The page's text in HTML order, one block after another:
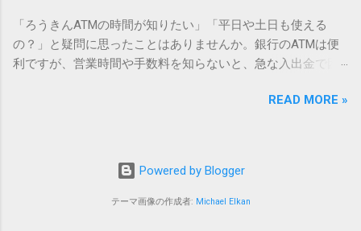
ン上のすべての文字には、いわば「住所」のような番号が割
り振られています。変換候補に出ない文字でも、この住所
（コード）を直接指定すれば、確実に呼び出すことができる
のです。 2. Windows標準機能！文字コードで漢字を出す「16
進数入力」 最も汎用性が高く、特別なソフトも不要なのが
20BB7）」を把握する。 入力モードを「半角」にする（※重
[Alt]キーを押しながら[X]キー**を押す。 入力した数字が、一
受け取り術と、連携による具体的なメリットを徹底解説しま
す。 佐川急便の再配達が劇的に変わる「スマートクラブ」と
は？ まず押さえておきたいのが、佐川急便の個人向け無料会
況をリアルタイムで管理するための基盤となるサービスで
が飛躍的に向上しています。登録を済ませておくだけで、荷
め配達時間を変更するといった先回りの対応が可能になりま
「ろうきんATMの時間が知りたい」「平日や土日も使える
の？」と疑問に思ったことはありませんか。銀行のATMは便
利ですが、営業時間や手数料を知らないと、急な入出金で困
ATM営業時間や利用の注意点、便利な活用法 を詳しく解説し
です。 1-1. 店舗内ATM 平日：9:00〜17:00 土曜・日曜・祝
日：休止（※一部店舗では土曜日のみ利用可能） 店舗内ATM
は、銀行窓口と同じ営業時間で利用でき、 窓口での対応も可
READ MORE »
Powered by Blogger
テーマ画像の作成者: Michael Elkan